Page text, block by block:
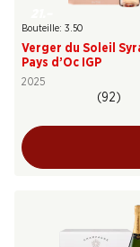
Bouteille: 3.50
Verger du Soleil
Pays d’Oc IGP
2025
(92)